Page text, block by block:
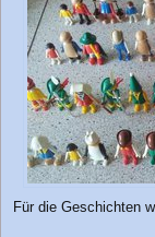
Für die Geschichten